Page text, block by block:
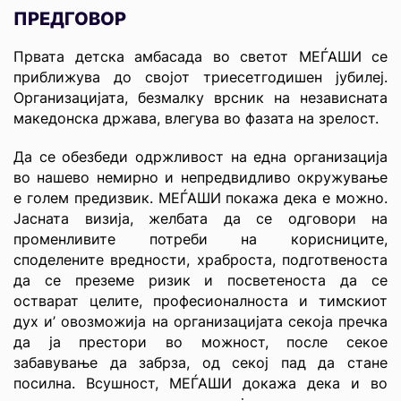
ПРЕДГОВОР
Првата детска амбасада во светот МЕЃАШИ се
приближува до својот триесетгодишен јубилеј.
Организацијата, безмалку врсник на независната
македонска држава, влегува во фазата на зрелост.
Да се обезбеди одржливост на една организација
во нашево немирно и непредвидливо окружување
е голем предизвик. МЕЃАШИ покажа дека е можно.
Јасната визија, желбата да се одговори на
променливите потреби на корисниците,
споделените вредности, храброста, подготвеноста
да се преземе ризик и посветеноста да се
остварат целите, професионалноста и тимскиот
дух и’ овозможија на организацијата секоја пречка
да ја престори во можност, после секое
забавување да забрза, од секој пад да стане
посилна. Всушност, МЕЃАШИ докажа дека и во